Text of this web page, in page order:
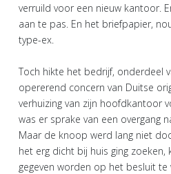
verruild voor een nieuw kantoor.
aan te pas. En het briefpapier,
type-ex.
Toch hikte het bedrijf, onderdeel
opererend concern van Duitse
verhuizing van zijn hoofdkantoor
was er sprake van een overgang
Maar de knoop werd lang niet
het erg dicht bij huis ging zoeken,
gegeven worden op het besluit te